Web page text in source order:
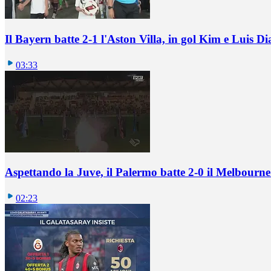
Il Bayern batte 2-1 l'Aston Villa, in gol Kim e Luis
03:33
Aspettando la Juve, il Palermo batte 2-0 il
02:23